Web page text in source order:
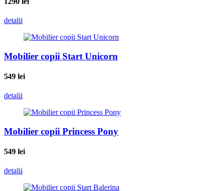
detalii
Mobilier copii Start Unicorn
549 lei
detalii
Mobilier copii Princess Pony
549 lei
detalii